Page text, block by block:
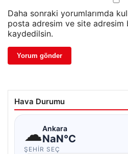
Daha sonraki yorumlarımda
posta adresim ve site adresim
kaydedilsin.
Hava Durumu
☁Ankara
NaN°C
ŞEHIR SEÇ